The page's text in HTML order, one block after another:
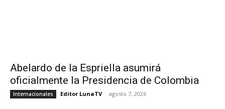
Abelardo de la Espriella asumirá
oficialmente la Presidencia de Colombia
Internacionales Editor LunaTV - agosto 7, 2026